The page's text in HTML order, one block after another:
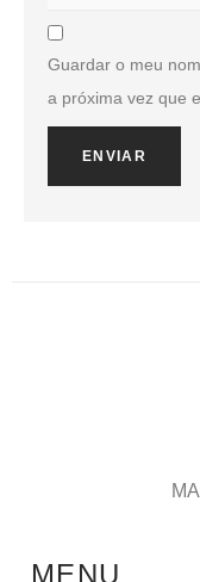
Guardar o meu
a próxima vez que
MENU